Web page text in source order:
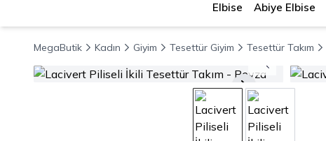
Elbise Abiye Elbise
MegaButik Kadın Giyim Tesettür Giyim Tesettür Takım